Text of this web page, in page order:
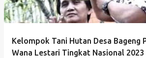
Kelompok Tani Hutan Desa Bageng
Wana Lestari Tingkat Nasional 2023